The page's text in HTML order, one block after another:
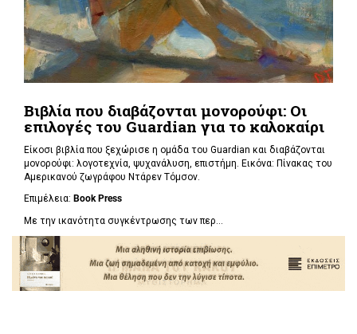
Βιβλία που διαβάζονται μονορούφι: Οι
επιλογές του Guardian για το καλοκαίρι
Είκοσι βιβλία που ξεχώρισε η ομάδα του Guardian και διαβάζονται
μονορούφι: λογοτεχνία, ψυχανάλυση, επιστήμη. Εικόνα: Πίνακας του
Αμερικανού ζωγράφου Ντάρεν Τόμσον.
Επιμέλεια: Book Press
Με την ικανότητα συγκέντρωσης των περ...